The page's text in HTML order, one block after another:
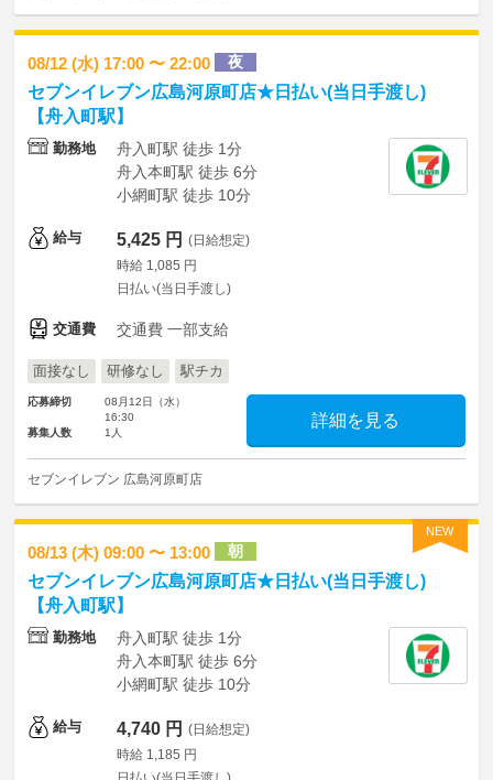
08/12 (水) 17:00 〜 22:00 夜
セブンイレブン広島河原町店★日払い(当日手渡し)
【舟入町駅】
勤務地
舟入町駅 徒歩 1分
舟入本町駅 徒歩 6分
小網町駅 徒歩 10分
給与 5,425 円 (日給想定)
時給 1,085 円
日払い(当日手渡し)
交通費 交通費 一部支給
面接なし 研修なし 駅チカ
応募締切
08月12日（水）
16:30
募集人数
1人
詳細を見る
セブンイレブン 広島河原町店
NEW
08/13 (木) 09:00 〜 13:00 朝
セブンイレブン広島河原町店★日払い(当日手渡し)
【舟入町駅】
勤務地
舟入町駅 徒歩 1分
舟入本町駅 徒歩 6分
小網町駅 徒歩 10分
給与 4,740 円 (日給想定)
時給 1,185 円